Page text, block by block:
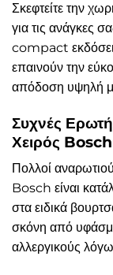
Σκεφτείτε την
για τις ανάγκες
compact
επαινούν την
απόδοση υψηλή
Συχνές
Χειρός Bosch
Πολλοί
Bosch είναι
στα ειδικά
σκόνη από
αλλεργικούς